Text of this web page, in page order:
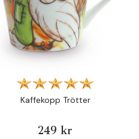
Kaffekopp Trötter
249 kr